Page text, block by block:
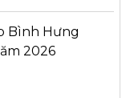
Bình Hưng
2026